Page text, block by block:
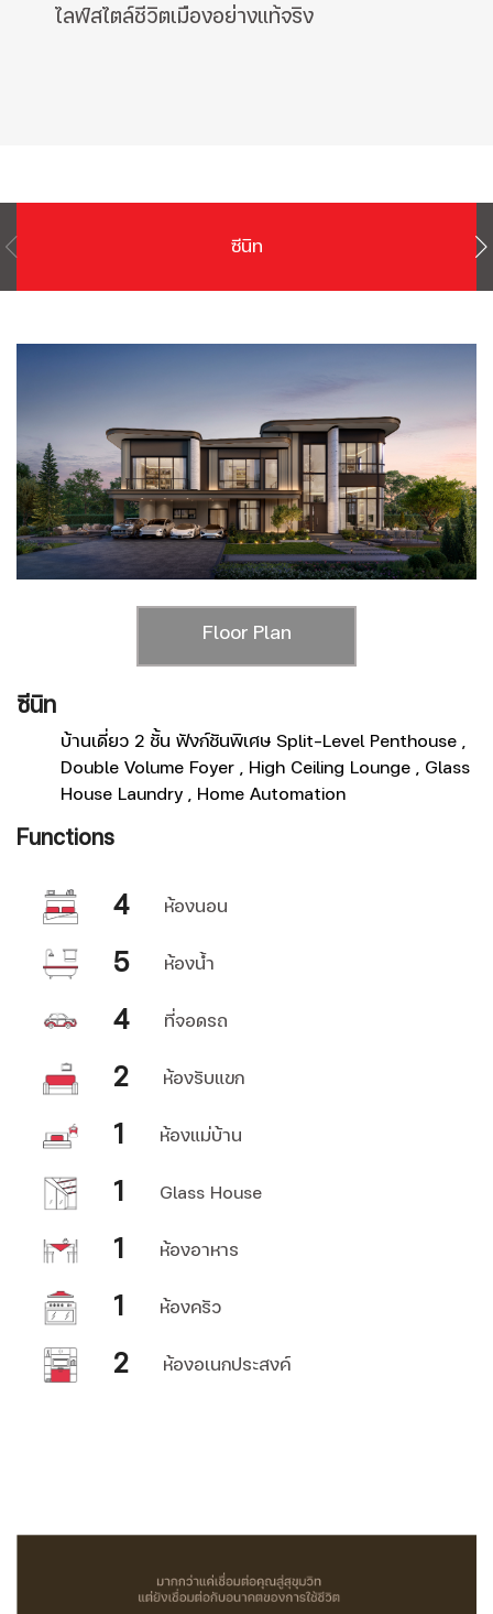
ไลฟ์สไตล์ชีวิตเมืองอย่างแท้จริง
ซีนิท
ซีนิท
บ้านเดี่ยว 2 ชั้น ฟังก์ชันพิเศษ Split-Level Penthouse ,
Double Volume Foyer , High Ceiling Lounge , Glass
House Laundry , Home Automation
Functions
4 ห้องนอน
5 ห้องน้ำ
4 ที่จอดรถ
2 ห้องรับแขก
1 ห้องแม่บ้าน
1 Glass House
1 ห้องอาหาร
1 ห้องครัว
2 ห้องอเนกประสงค์
Floor Plan